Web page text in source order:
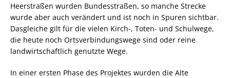
Heerstraßen wurden Bundesstraßen, so manche Strecke
wurde aber auch verändert und ist noch in Spuren sichtbar.
Dasgleiche gilt für die vielen Kirch-, Toten- und Schulwege,
die heute noch Ortsverbindungswege sind oder reine
landwirtschaftlich genutzte Wege.
In einer ersten Phase des Projektes wurden die Alte